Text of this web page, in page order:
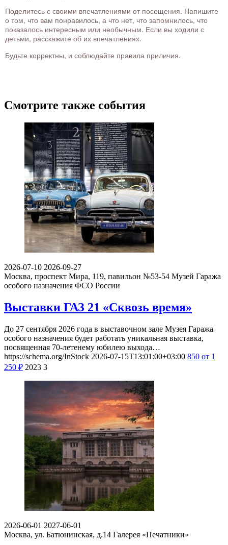
Поделитесь с своими впечатлениями от посещения. Напишите
о том, что вам понравилось, а что нет, что запомнилось, что
показалось интересным или необычным. Если вы ходили с
детьми, расскажите об их впечатлениях.
Будьте корректны, и соблюдайте правила приличия.
Смотрите также события
2026-07-10 2026-09-27
Москва, проспект Мира, 119, павильон №53-54 Музей Гаража
особого назначения ФСО России
Выставки ГАЗ 21 «Сквозь время»
До 27 сентября 2026 года в выставочном зале Музея Гаража
особого назначения будет работать уникальная выставка,
посвященная 70-летенему юбилею выхода…
https://schema.org/InStock 2026-07-15T13:01:00+03:00 850 от 1
250 ₽ 2023 3
2026-06-01 2027-06-01
Москва, ул. Батюнинская, д.14 Галерея «Печатники»